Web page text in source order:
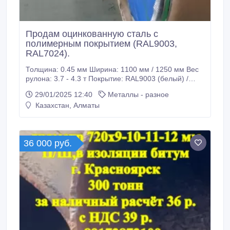
Продам оцинкованную сталь с
полимерным покрытием (RAL9003,
RAL7024).
Толщина: 0.45 мм Ширина: 1100 мм / 1250 мм Вес
рулона: 3.7 - 4.3 т Покрытие: RAL9003 (белый) /
стандартам! ✅ Отличная адгезия покрытия ✅
Защита от коррозии ✅ Подходит для строительства,
29/01/2025 12:40
Металлы - разное
Казахстан, Алматы
36 000 руб.